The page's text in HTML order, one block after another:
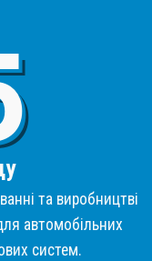
та виробництві
автомобільних
систем.